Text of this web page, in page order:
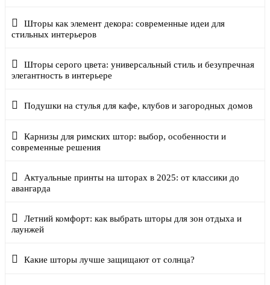
Шторы как элемент декора: современные идеи для
стильных интерьеров
Шторы серого цвета: универсальный стиль и безупречная
элегантность в интерьере
Подушки на стулья для кафе, клубов и загородных домов
Карнизы для римских штор: выбор, особенности и
современные решения
Актуальные принты на шторах в 2025: от классики до
авангарда
Летний комфорт: как выбрать шторы для зон отдыха и
лаунжей
Какие шторы лучше защищают от солнца?